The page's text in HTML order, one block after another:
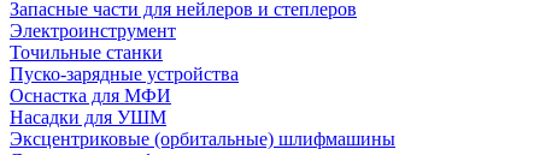
Запасные части для нейлеров и степлеров
Электроинструмент
Точильные станки
Пуско-зарядные устройства
Оснастка для МФИ
Насадки для УШМ
Эксцентриковые (орбитальные) шлифмашины